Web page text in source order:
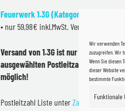
Wir verwenden
zuzugreifen. Wir
Wenn Sie diesen
dieser Website
bestimmte
Funktionale
Feuerwerk 1.3G (Kategorie F2)
• nur 59,98€ inkl.MwSt. Versandkosten!
Versand von 1.3G ist nur innerhalb
ausgewählten Postleitzahlen in
möglich!
Postleitzahl Liste unterZahlung &